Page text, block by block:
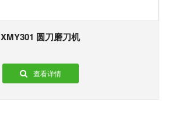
XMY301 圆刀磨刀机
查看详情